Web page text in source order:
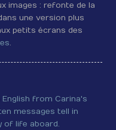
images : refonte de la
une version plus
petits écrans des
.
from Carina's
messages tell in
of life aboard.